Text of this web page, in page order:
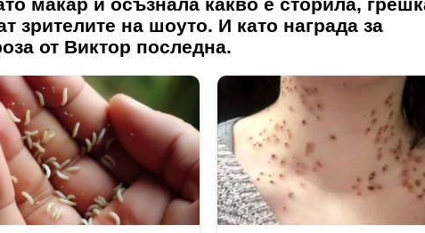
зрителите на шоуто. И като награда за
от Виктор последна.